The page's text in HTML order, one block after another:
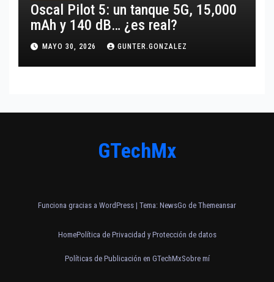
Oscal Pilot 5: un tanque 5G, 15,000
mAh y 140 dB… ¿es real?
MAYO 30, 2026 GUNTER.GONZALEZ
GTechMx
Funciona gracias a WordPress | Tema: NewsGo de Themeansar
HomePolítica de Privacidad y Protección de datos
Políticas de Publicación en GTechMxSobre mí